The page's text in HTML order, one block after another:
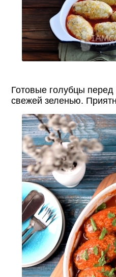
Готовые голубцы
свежей зеленью.